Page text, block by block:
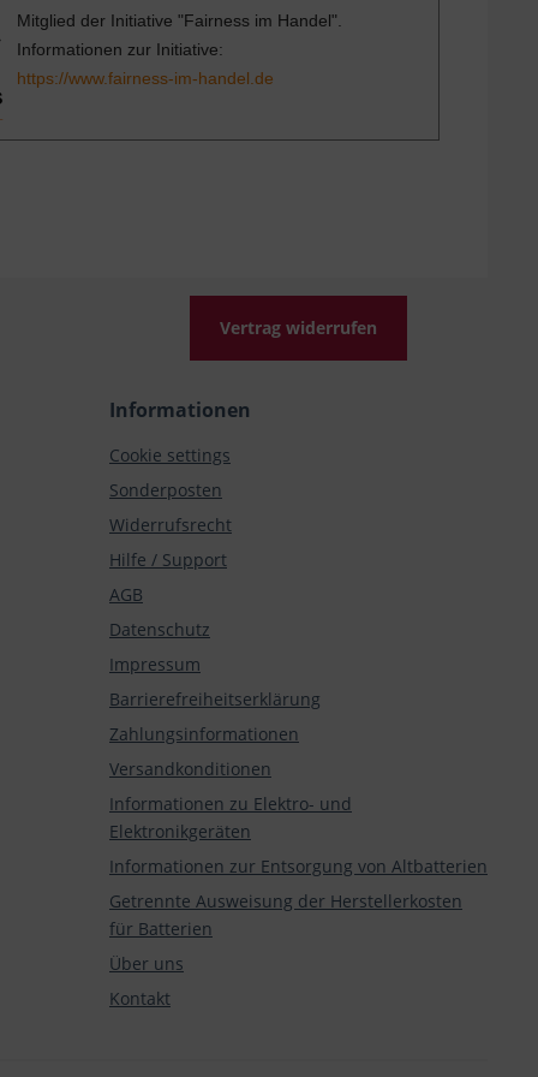
Mitglied der Initiative "Fairness im Handel".
Informationen zur Initiative:
https://www.fairness-im-handel.de
Vertrag widerrufen
Informationen
Cookie settings
Sonderposten
Widerrufsrecht
Hilfe / Support
AGB
Datenschutz
Impressum
Barrierefreiheitserklärung
Zahlungsinformationen
Versandkonditionen
Informationen zu Elektro- und
Elektronikgeräten
Informationen zur Entsorgung von Altbatterien
Getrennte Ausweisung der Herstellerkosten
für Batterien
Über uns
Kontakt